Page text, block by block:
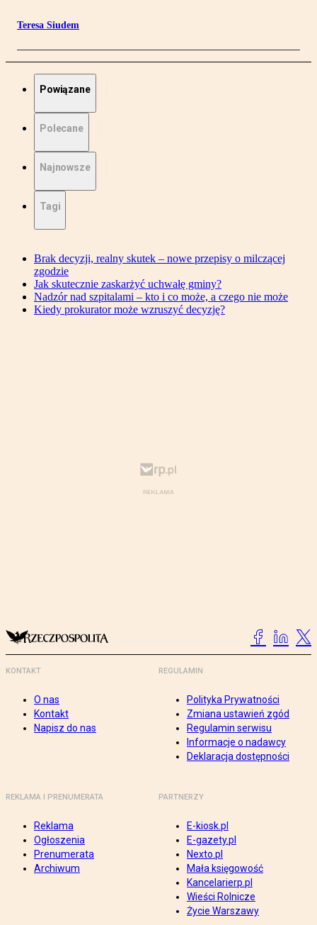
Teresa Siudem
Powiązane
Polecane
Najnowsze
Tagi
Brak decyzji, realny skutek – nowe przepisy o milczącej
zgodzie
Jak skutecznie zaskarżyć uchwałę gminy?
Nadzór nad szpitalami – kto i co może, a czego nie może
Kiedy prokurator może wzruszyć decyzję?
KONTAKT
O nas
Kontakt
Napisz do nas
REGULAMIN
Polityka Prywatności
Zmiana ustawień zgód
Regulamin serwisu
Informacje o nadawcy
Deklaracja dostępności
REKLAMA I PRENUMERATA
Reklama
Ogłoszenia
Prenumerata
Archiwum
PARTNERZY
E-kiosk.pl
E-gazety.pl
Nexto.pl
Mała księgowość
Kancelarierp.pl
Wieści Rolnicze
Życie Warszawy